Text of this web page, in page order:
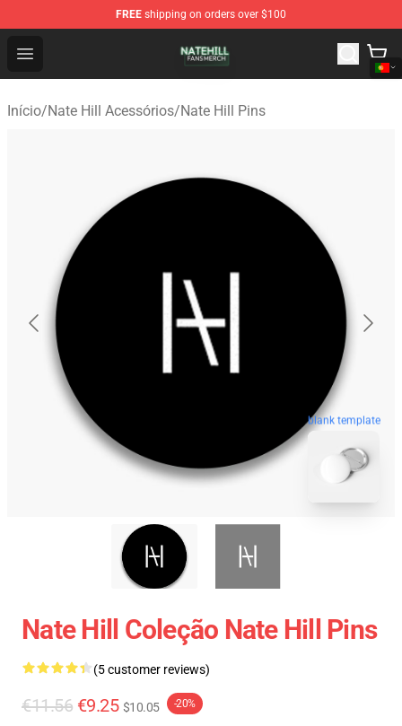
FREE shipping on orders over $100
Open menu
Nate Hill Shop - Official Nate Hill Merchandise Store
Início/Nate Hill Acessórios/Nate Hill Pins
blank template
Nate Hill Coleção Nate Hill Pins
(5 customer reviews)
€11.56 €9.25 $10.05 -20%